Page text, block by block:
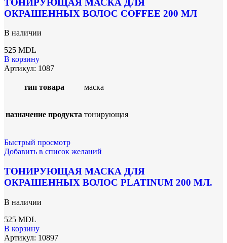
ТОНИРУЮЩАЯ МАСКА ДЛЯ
ОКРАШЕННЫХ ВОЛОС COFFEE 200 МЛ
В наличии
525 MDL
В корзину
Артикул: 1087
тип товара маска
назначение продукта тонирующая
Быстрый просмотр
Добавить в список желаний
ТОНИРУЮЩАЯ МАСКА ДЛЯ
ОКРАШЕННЫХ ВОЛОС PLATINUM 200 МЛ.
В наличии
525 MDL
В корзину
Артикул: 10897